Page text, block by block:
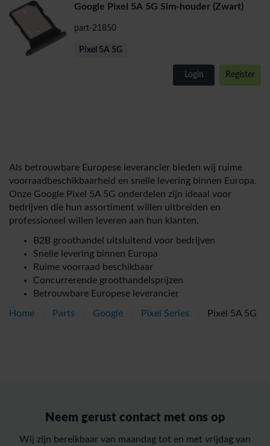
Google Pixel 5A 5G Sim-houder (Zwart)
part-21850
Pixel 5A 5G
Login Register
Als betrouwbare Europese leverancier bieden wij ruime
voorraadbeschikbaarheid en snelle levering binnen Europa.
Onze Google Pixel 5A 5G onderdelen zijn ideaal voor
bedrijven die hun assortiment willen uitbreiden en
professioneel willen leveren aan hun klanten.
B2B groothandel uitsluitend voor bedrijven
Snelle levering binnen Europa
Ruime voorraad beschikbaar
Concurrerende groothandelsprijzen
Betrouwbare Europese leverancier
Home Parts Google Pixel Series Pixel 5A 5G
Neem gerust contact met ons op
Wij zijn bereikbaar van maandag tot en met vrijdag van